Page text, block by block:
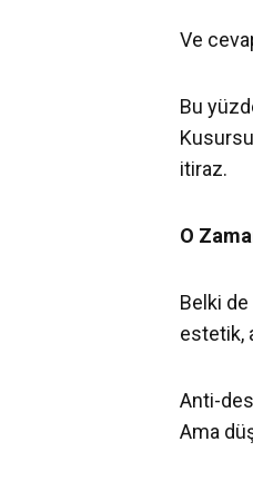
Ve
Bu
itiraz.
O
Belki
estetik,
Anti-
Ama